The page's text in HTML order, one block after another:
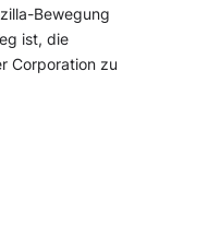
Bewegung
ist, die
Corporation zu